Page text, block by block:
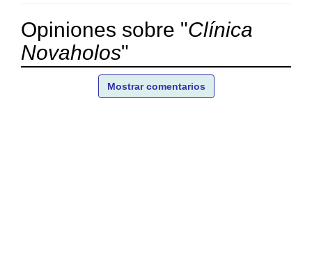
Opiniones sobre "Clínica
Novaholos"
Mostrar comentarios